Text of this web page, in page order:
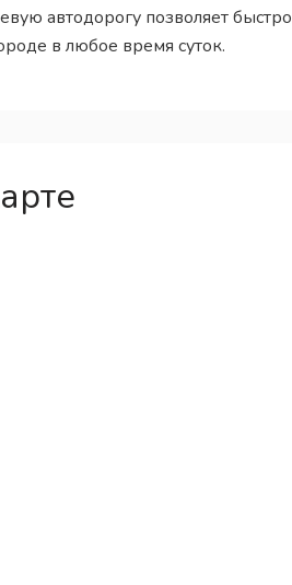
автодорогу позволяет быстро
в любое время суток.